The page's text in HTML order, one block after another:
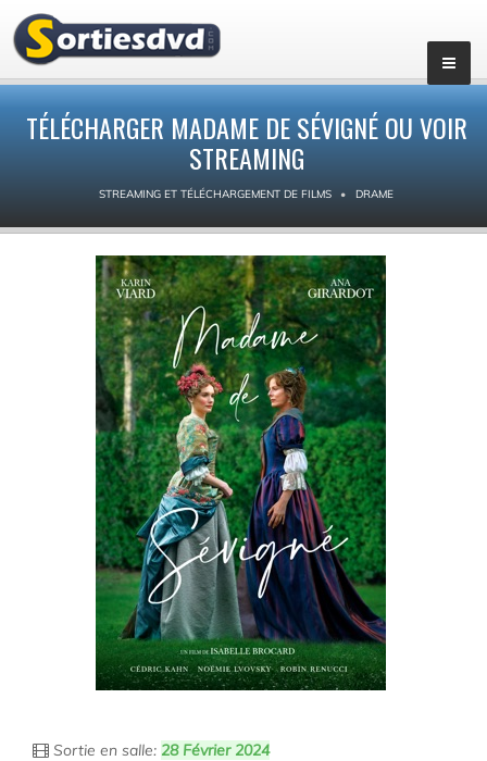
TÉLÉCHARGER MADAME DE SÉVIGNÉ OU VOIR
STREAMING
STREAMING ET TÉLÉCHARGEMENT DE FILMS DRAME
Sortie en salle: 28 Février 2024